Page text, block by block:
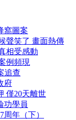
窩圖案
聲笑了 畫面熱傳
相受感動
例頻現
追查
府
僅20天離世
功學員
年（下）